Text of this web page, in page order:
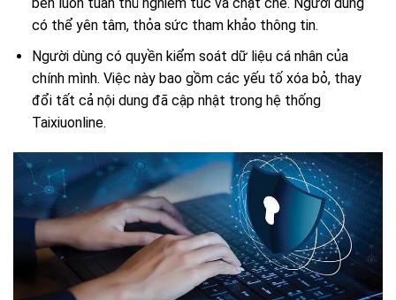
có thể yên tâm, thỏa sức tham khảo thông tin.
Người dùng có quyền kiểm soát dữ liệu cá nhân của
chính mình. Việc này bao gồm các yếu tố xóa bỏ, thay
đổi tất cả nội dung đã cập nhật trong hệ thống
Taixiuonline.